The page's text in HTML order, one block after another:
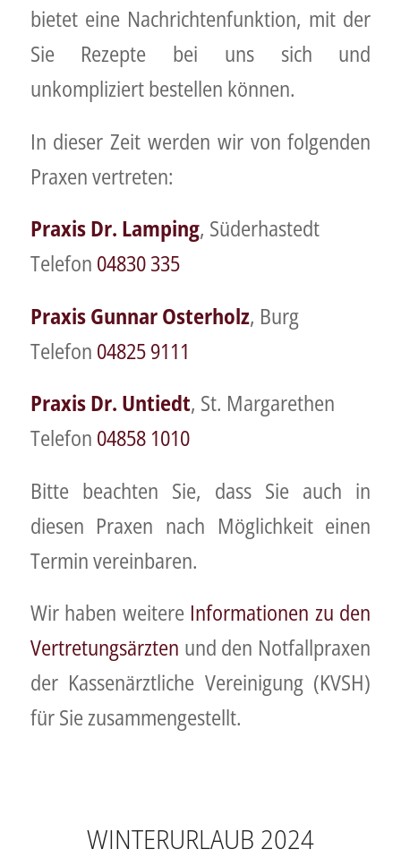
bietet eine Nachrichtenfunktion, mit der
Sie Rezepte bei uns sich und
unkompliziert bestellen können.
In dieser Zeit werden wir von folgenden
Praxen vertreten:
Praxis Dr. Lamping, Süderhastedt
Telefon 04830 335
Praxis Gunnar Osterholz, Burg
Telefon 04825 9111
Praxis Dr. Untiedt, St. Margarethen
Telefon 04858 1010
Bitte beachten Sie, dass Sie auch in
diesen Praxen nach Möglichkeit einen
Termin vereinbaren.
Wir haben weitere Informationen zu den
Vertretungsärzten und den Notfallpraxen
der Kassenärztliche Vereinigung (KVSH)
für Sie zusammengestellt.
WINTERURLAUB 2024